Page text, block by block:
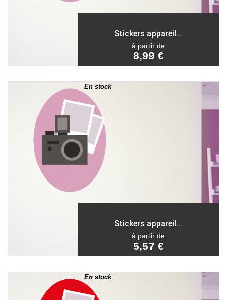
Stickers appareil...
à partir de
8,99 €
En stock
Stickers appareil...
à partir de
5,57 €
En stock